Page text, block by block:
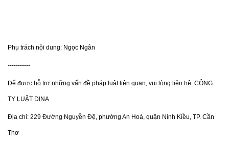
Phụ trách nội dung: Ngọc Ngân
-----------
Để được hỗ trợ những vấn đề pháp luật liên quan, vui lòng liên hệ: CÔNG
TY LUẬT DINA
Địa chỉ: 229 Đường Nguyễn Đệ, phường An Hoà, quận Ninh Kiều, TP. Cần
Thơ